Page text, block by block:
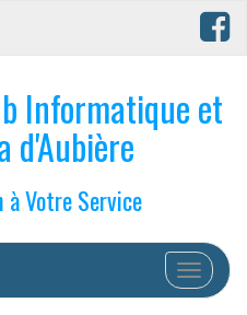
Informatique et
d'Aubière
à Votre Service
Afficher/